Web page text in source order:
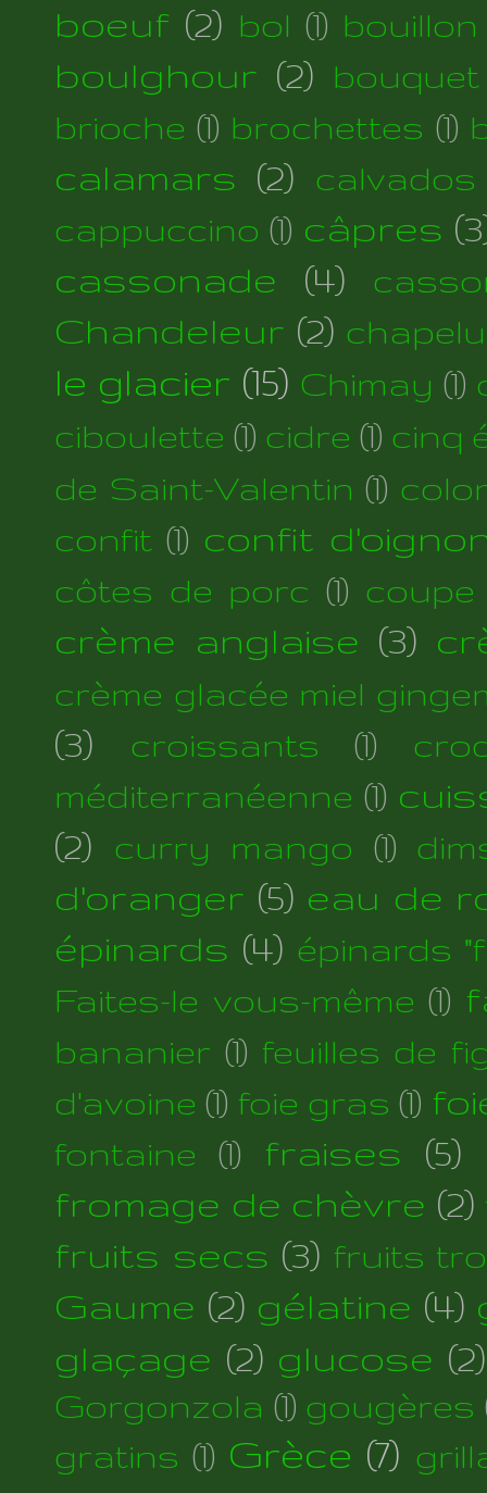
boeuf (2) bol (1) bouillon
boulghour (2)
brioche (1) brochettes (1)
calamars (2)
calvados
cappuccino (1) câpres
cassonade
(4)
Chandeleur (2)
le glacier (15) Chimay (1)
ciboulette (1) cidre (1) cinq
de Saint-Valentin (1)
confit (1) confit
côtes de porc (1) coupe
crème anglaise (3)
crème glacée miel
(3) croissants (1)
méditerranéenne (1)
(2)
curry mango (1)
d'oranger (5) eau de
épinards (4) épinards
Faites-le vous-même (1)
bananier (1) feuilles de
d'avoine (1) foie gras (1)
fontaine (1) fraises (5)
fromage de chèvre (2)
fruits secs (3) fruits
Gaume (2) gélatine (4)
glaçage (2) glucose (2)
Gorgonzola (1) gougères
gratins (1) Grèce (7)